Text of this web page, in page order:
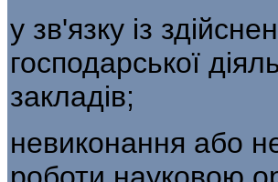
у зв'язку із
господар­ської
закладів;
невиконання або